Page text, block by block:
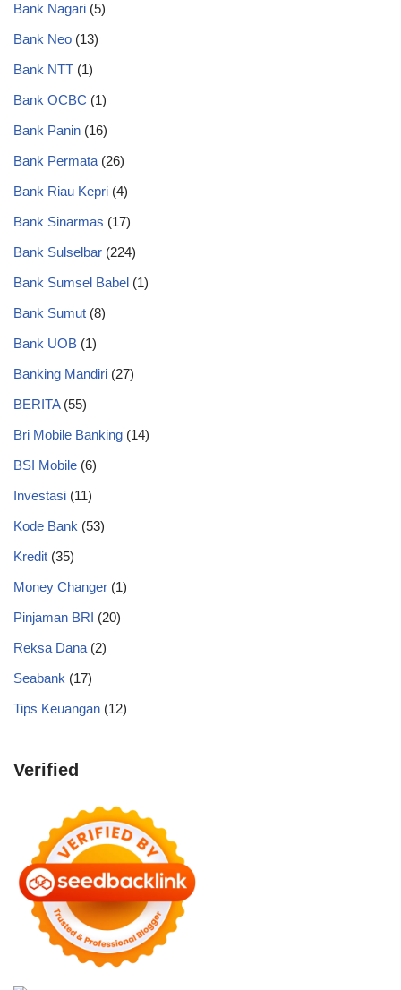
Bank Nagari (5)
Bank Neo (13)
Bank NTT (1)
Bank OCBC (1)
Bank Panin (16)
Bank Permata (26)
Bank Riau Kepri (4)
Bank Sinarmas (17)
Bank Sulselbar (224)
Bank Sumsel Babel (1)
Bank Sumut (8)
Bank UOB (1)
Banking Mandiri (27)
BERITA(55)
Bri Mobile Banking (14)
BSI Mobile (6)
Investasi (11)
Kode Bank (53)
Kredit (35)
Money Changer (1)
Pinjaman BRI (20)
Reksa Dana (2)
Seabank (17)
Tips Keuangan (12)
Verified